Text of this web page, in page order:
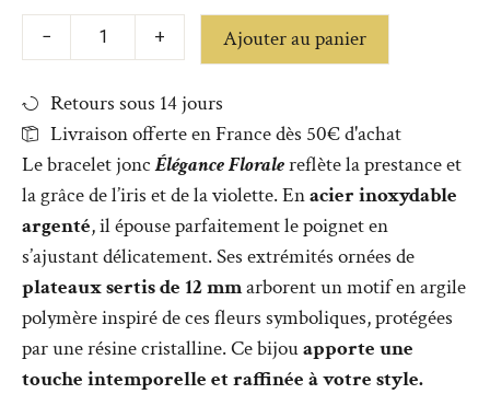
− + Ajouter au panier
Retours sous 14 jours
Livraison offerte en France dès 50€ d'achat
Le bracelet joncÉlégance Floralereflète la prestance et
la grâce de l’iris et de la violette. Enacier inoxydable
argenté, il épouse parfaitement le poignet en
s’ajustant délicatement. Ses extrémités ornées de
plateaux sertis de 12 mmarborent un motif en argile
polymère inspiré de ces fleurs symboliques, protégées
par une résine cristalline. Ce bijouapporte une
touche intemporelle et raffinée à votre style.